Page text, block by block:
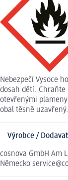
Nebezpečí Vysoce
dosah dětí.
otevřenými
obal těsně uzavřený.
Výrobce /
cosnova GmbH Am
Německo